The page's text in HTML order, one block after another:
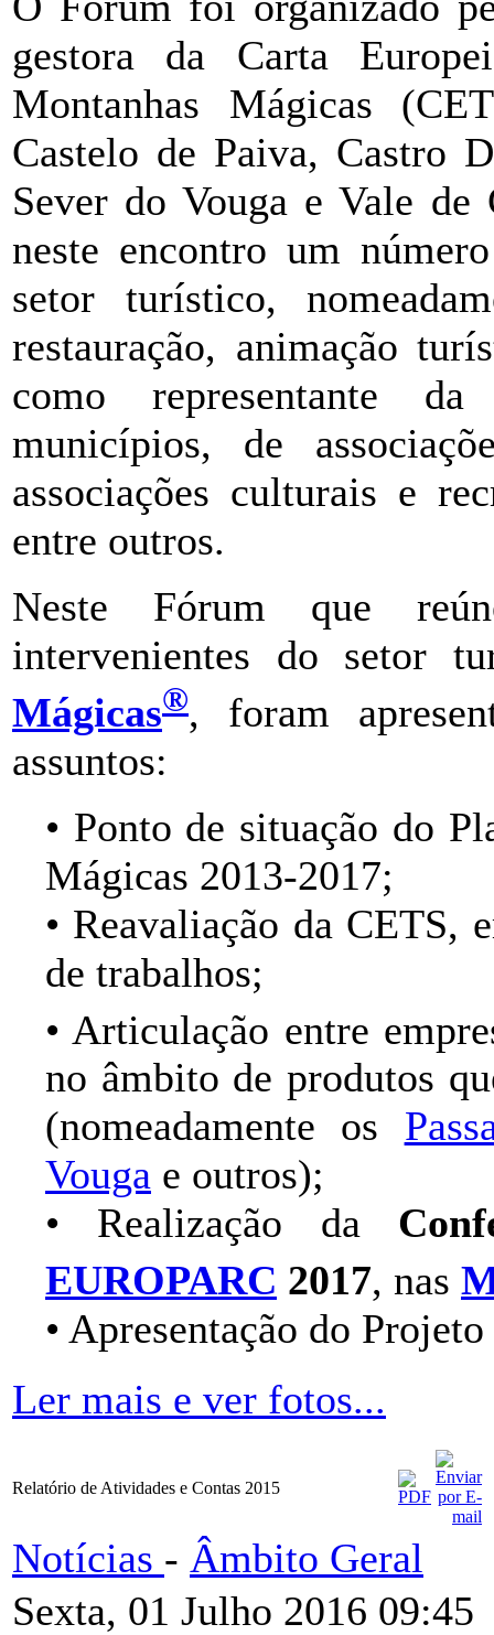
gestora da Carta
Montanhas Mágicas
Castelo de Paiva, Castro
Sever do Vouga e Vale de
neste encontro um
setor turístico,
restauração, animação
como representante
municípios, de
associações culturais e
entre outros.
Neste Fórum que
intervenientes do setor
Mágicas®, foram
assuntos:
• Ponto de situação do
Mágicas 2013-2017;
• Reavaliação da CETS,
de trabalhos;
• Articulação entre
no âmbito de produtos
(nomeadamente os
Vouga e outros);
• Realização da
EUROPARC 2017, nas
• Apresentação do Projeto
Ler mais e ver fotos...
Relatório de Atividades e Contas 2015
Notícias - Âmbito Geral
Sexta, 01 Julho 2016 09:45